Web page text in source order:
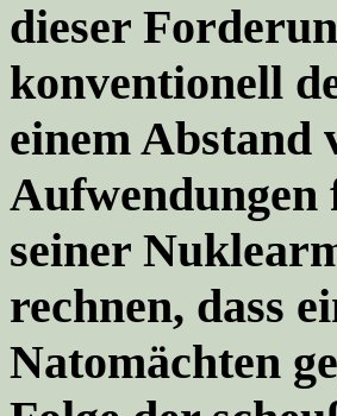
dieser
konventionell
einem Abstand
Aufwendungen
seiner
rechnen, dass
Natomächten